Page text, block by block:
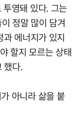
영돼 있다. 그는
정말 많이 담겨
에너지가 있지
할지 모르는 상태
했다.
아니라 삶을 붙